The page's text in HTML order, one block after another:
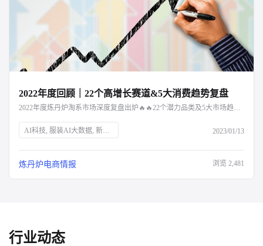
2022年度回顾｜22个高增长赛道&5大消费趋势复盘
2022年度炼丹炉淘系市场深度复盘出炉🔥🔥22个潜力品类及5大市场趋势解读，点击文章阅读～
AI科技, 服装AI大数据, 新消费品牌, Z世代, 新中产, 银发经济, 宅经济, 户外经济, 情绪消费, 短视频营销, 直播营销, 登山, 垂钓, 露营, 滑雪, 防疫政策, 保健意识, 宠物经济, 国货崛起 2023/01/13
炼丹炉电商情报 浏览 2,481
行业动态